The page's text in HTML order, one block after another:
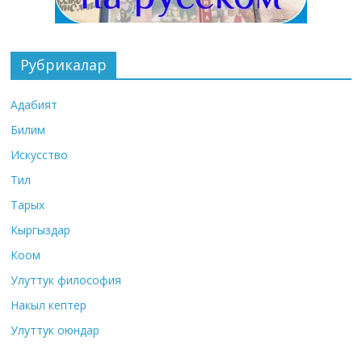
Рубрикалар
Адабият
Билим
Искусство
Тил
Тарых
Кыргыздар
Коом
Улуттук философия
Накыл кептер
Улуттук оюндар